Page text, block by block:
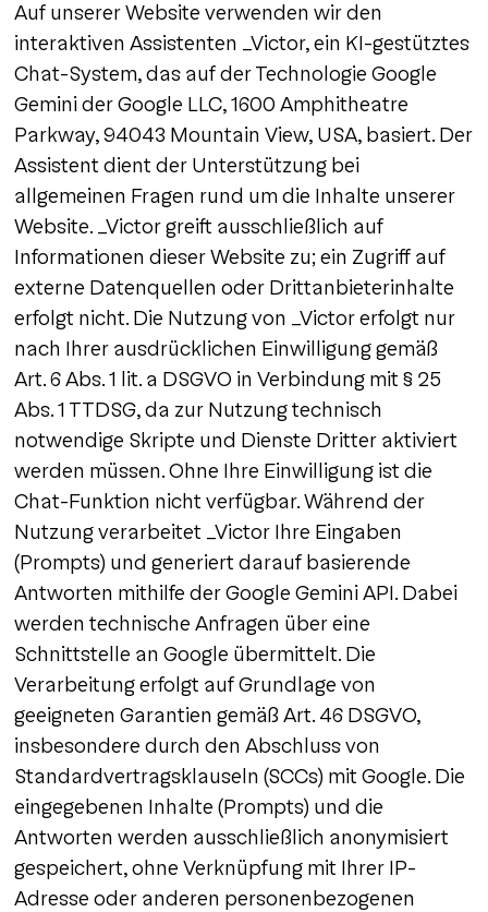
Auf unserer Website verwenden wir den
interaktiven Assistenten _Victor, ein KI-gestütztes
Chat-System, das auf der Technologie Google
Gemini der Google LLC, 1600 Amphitheatre
Parkway, 94043 Mountain View, USA, basiert. Der
Assistent dient der Unterstützung bei
allgemeinen Fragen rund um die Inhalte unserer
Website. _Victor greift ausschließlich auf
Informationen dieser Website zu; ein Zugriff auf
externe Datenquellen oder Drittanbieterinhalte
erfolgt nicht. Die Nutzung von _Victor erfolgt nur
nach Ihrer ausdrücklichen Einwilligung gemäß
Art. 6 Abs. 1 lit. a DSGVO in Verbindung mit § 25
Abs. 1 TTDSG, da zur Nutzung technisch
notwendige Skripte und Dienste Dritter aktiviert
werden müssen. Ohne Ihre Einwilligung ist die
Chat-Funktion nicht verfügbar. Während der
Nutzung verarbeitet _Victor Ihre Eingaben
(Prompts) und generiert darauf basierende
Antworten mithilfe der Google Gemini API. Dabei
werden technische Anfragen über eine
Schnittstelle an Google übermittelt. Die
Verarbeitung erfolgt auf Grundlage von
geeigneten Garantien gemäß Art. 46 DSGVO,
insbesondere durch den Abschluss von
Standardvertragsklauseln (SCCs) mit Google. Die
eingegebenen Inhalte (Prompts) und die
Antworten werden ausschließlich anonymisiert
gespeichert, ohne Verknüpfung mit Ihrer IP-
Adresse oder anderen personenbezogenen